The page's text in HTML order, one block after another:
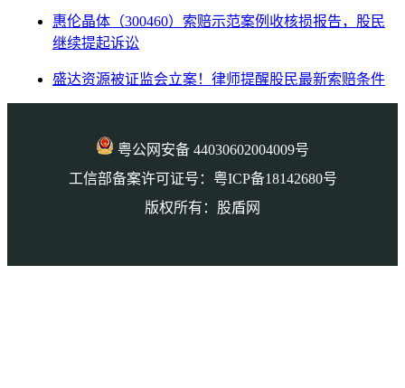
惠伦晶体（300460）索赔示范案例收核损报告，股民
继续提起诉讼
盛达资源被证监会立案！律师提醒股民最新索赔条件
粤公网安备 44030602004009号
工信部备案许可证号：粤ICP备18142680号
版权所有：股盾网